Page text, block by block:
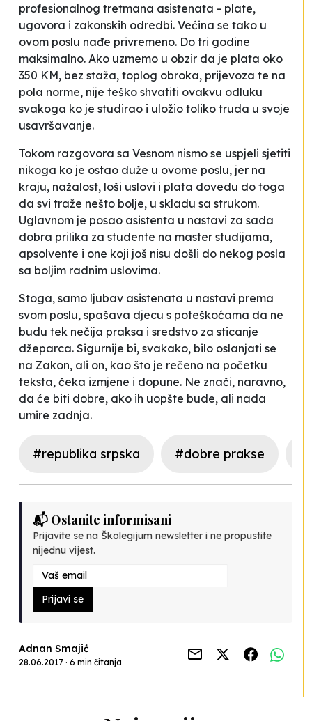
profesionalnog tretmana asistenata - plate,
ugovora i zakonskih odredbi. Većina se tako u
ovom poslu nađe privremeno. Do tri godine
maksimalno. Ako uzmemo u obzir da je plata oko
350 KM, bez staža, toplog obroka, prijevoza te na
pola norme, nije teško shvatiti ovakvu odluku
svakoga ko je studirao i uložio toliko truda u svoje
usavršavanje.
Tokom razgovora sa Vesnom nismo se uspjeli sjetiti
nikoga ko je ostao duže u ovome poslu, jer na
kraju, nažalost, loši uslovi i plata dovedu do toga
da svi traže nešto bolje, u skladu sa strukom.
Uglavnom je posao asistenta u nastavi za sada
dobra prilika za studente na master studijama,
apsolvente i one koji još nisu došli do nekog posla
sa boljim radnim uslovima.
Stoga, samo ljubav asistenata u nastavi prema
svom poslu, spašava djecu s poteškoćama da ne
budu tek nečija praksa i sredstvo za sticanje
džeparca. Sigurnije bi, svakako, bilo oslanjati se
na Zakon, ali on, kao što je rečeno na početku
teksta, čeka izmjene i dopune. Ne znači, naravno,
da će biti dobre, ako ih uopšte bude, ali nada
umire zadnja.
#republika srpska #dobre prakse
📬 Ostanite informisani
Prijavite se na Školegijum newsletter i ne propustite
nijednu vijest.
Prijavi se
Adnan Smajić
28.06.2017 · 6 min čitanja